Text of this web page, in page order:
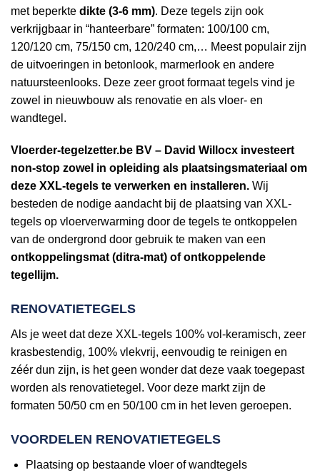
met beperkte dikte (3-6 mm). Deze tegels zijn ook
verkrijgbaar in “hanteerbare” formaten: 100/100 cm,
120/120 cm, 75/150 cm, 120/240 cm,… Meest populair zijn
de uitvoeringen in betonlook, marmerlook en andere
natuursteenlooks. Deze zeer groot formaat tegels vind je
zowel in nieuwbouw als renovatie en als vloer- en
wandtegel.
Vloerder-tegelzetter.be BV – David Willocx investeert
non-stop zowel in opleiding als plaatsingsmateriaal om
deze XXL-tegels te verwerken en installeren. Wij
besteden de nodige aandacht bij de plaatsing van XXL-
tegels op vloerverwarming door de tegels te ontkoppelen
van de ondergrond door gebruik te maken van een
ontkoppelingsmat (ditra-mat) of ontkoppelende
tegellijm.
RENOVATIETEGELS
Als je weet dat deze XXL-tegels 100% vol-keramisch, zeer
krasbestendig, 100% vlekvrij, eenvoudig te reinigen en
zéér dun zijn, is het geen wonder dat deze vaak toegepast
worden als renovatietegel. Voor deze markt zijn de
formaten 50/50 cm en 50/100 cm in het leven geroepen.
VOORDELEN RENOVATIETEGELS
Plaatsing op bestaande vloer of wandtegels